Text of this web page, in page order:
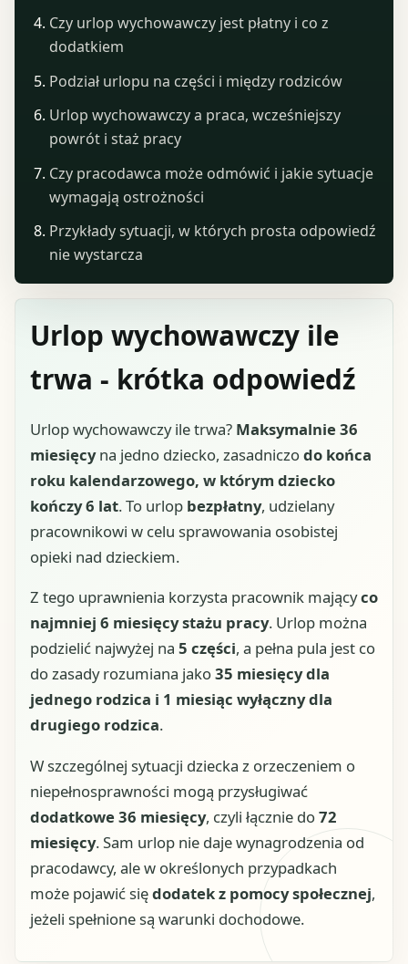
Urlop wychowawczy ile
trwa - krótka odpowiedź
Urlop wychowawczy ile trwa? Maksymalnie 36
miesięcyna jedno dziecko, zasadniczodo końca
roku kalendarzowego, w którym dziecko
kończy 6 lat. To urlop bezpłatny, udzielany
pracownikowi w celu sprawowania osobistej
opieki nad dzieckiem.
Z tego uprawnienia korzysta pracownik mającyco
najmniej 6 miesięcy stażu pracy. Urlop można
podzielić najwyżej na 5 części, a pełna pula jest co
do zasady rozumiana jako35 miesięcy dla
jednego rodzica i 1 miesiąc wyłączny dla
drugiego rodzica.
W szczególnej sytuacji dziecka z orzeczeniem o
niepełnosprawności mogą przysługiwać
dodatkowe 36 miesięcy, czyli łącznie do72
miesięcy. Sam urlop nie daje wynagrodzenia od
pracodawcy, ale w określonych przypadkach
może pojawić siędodatek z pomocy społecznej,
jeżeli spełnione są warunki dochodowe.
Czy urlop wychowawczy jest płatny i co z
dodatkiem
Podział urlopu na części i między rodziców
Urlop wychowawczy a praca, wcześniejszy
powrót i staż pracy
Czy pracodawca może odmówić i jakie sytuacje
wymagają ostrożności
Przykłady sytuacji, w których prosta odpowiedź
nie wystarcza